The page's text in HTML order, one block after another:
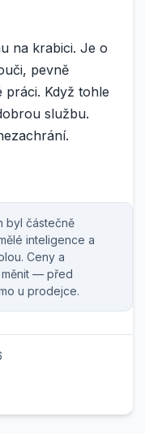
na krabici. Je o
pevně
práci. Když tohle
službu.
byl částečně
inteligence a
Ceny a
— před
u prodejce.